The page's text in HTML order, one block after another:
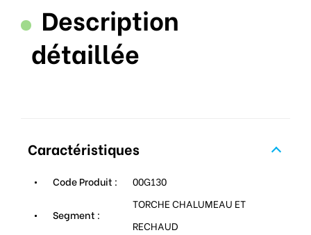
Description
détaillée
Caractéristiques
Code Produit : 00G130
Segment :
TORCHE CHALUMEAU ET
RECHAUD